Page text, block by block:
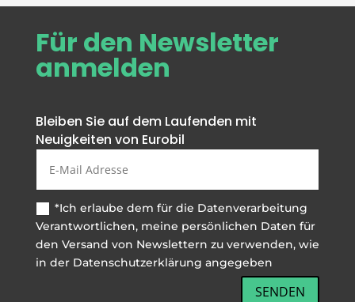
Für den Newsletter
anmelden
Bleiben Sie auf dem Laufenden mit
Neuigkeiten von Eurobil
*Ich erlaube dem für die Datenverarbeitung
Verantwortlichen, meine persönlichen Daten für
den Versand von Newslettern zu verwenden, wie
in der Datenschutzerklärung angegeben
SENDEN